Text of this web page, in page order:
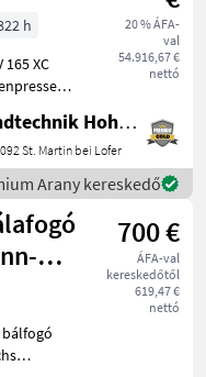
20 % ÁFA-
val
54.916,67 €
nettó
h
165 XC
Ballen
Zugöse +
Landtechnik Hohenwarter GmbH
St. Martin bei Lofer
Arany kereskedő
700 €
ÁFA-val
kereskedőtől
619,47 €
nettó